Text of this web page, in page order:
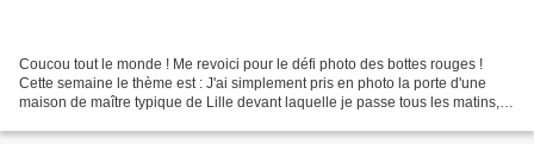
Coucou tout le monde ! Me revoici pour le défi photo des bottes rouges !
Cette semaine le thème est : J'ai simplement pris en photo la porte d'une
maison de maître typique de Lille devant laquelle je passe tous les matins,